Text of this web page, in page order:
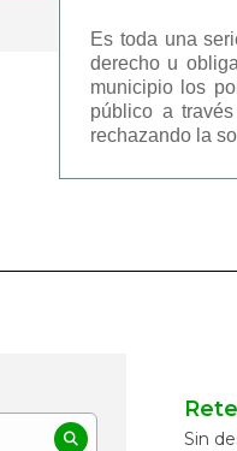
Es toda una
derecho u
municipio los
público a
rechazando la
Sin